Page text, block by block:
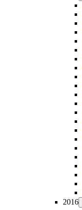
2016